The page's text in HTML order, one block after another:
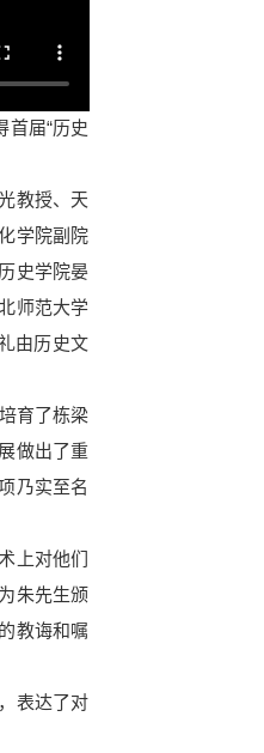
届“历史
教授、天
学院副院
史学院晏
师范大学
由历史文
育了栋梁
做出了重
乃实至名
上对他们
朱先生颁
教诲和嘱
表达了对